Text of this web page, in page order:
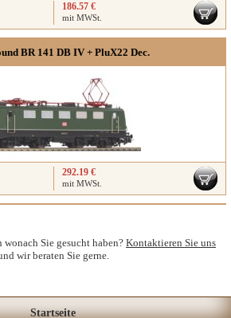
186.57 €
mit MWSt.
BR 141 DB IV + PluX22 Dec.
292.19 €
mit MWSt.
wonach Sie gesucht haben?Kontaktieren Sie uns
wir beraten Sie gerne.
Startseite